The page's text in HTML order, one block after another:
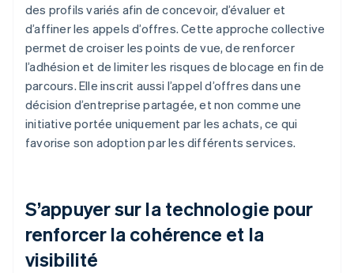
des profils variés afin de concevoir, d’évaluer et
d’affiner les appels d’offres. Cette approche collective
permet de croiser les points de vue, de renforcer
l’adhésion et de limiter les risques de blocage en fin de
parcours. Elle inscrit aussi l’appel d’offres dans une
décision d’entreprise partagée, et non comme une
initiative portée uniquement par les achats, ce qui
favorise son adoption par les différents services.
S’appuyer sur la technologie pour
renforcer la cohérence et la
visibilité